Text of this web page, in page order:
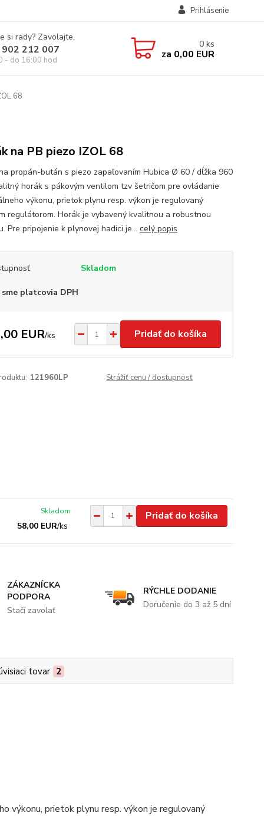
Prihlásenie
si rady? Zavolajte.
212 007
- do 16:00 hod
0 ks
za 0,00 EUR
68
na PB piezo IZOL 68
propán-bután s piezo zapaľovaním Hubica Ø 60 / dĺžka 960
horák s pákovým ventilom tzv šetričom pre ovládanie
výkonu, prietok plynu resp. výkon je regulovaný
regulátorom. Horák je vybavený kvalitnou a robustnou
Pre pripojenie k plynovej hadici je... celý popis
Skladom
sme platcovia DPH
EUR/ks Pridať do košíka
121960LP Strážiť cenu / dostupnosť
58,00 EUR/ks
Skladom Pridať do košíka
ZÁKAZNÍCKA
PODPORA
Stačí zavolať
RÝCHLE DODANIE
Doručenie do 3 až 5 dní
tovar 2
výkonu, prietok plynu resp. výkon je regulovaný